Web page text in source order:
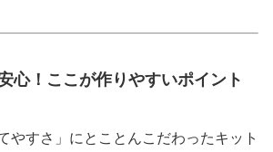
心！ここが作りやすいポイント
やすさ」にとことんこだわったキット